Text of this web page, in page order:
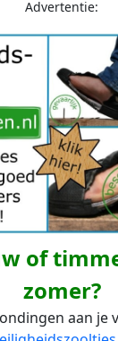
Advertentie:
of
zomer?
aan je